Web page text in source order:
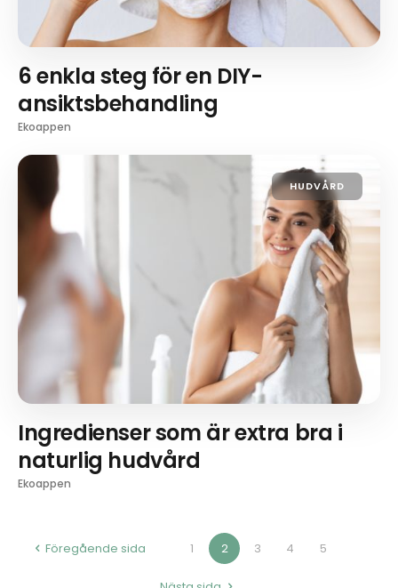
6 enkla steg för en DIY-
ansiktsbehandling
Ekoappen
HUDVÅRD
Ingredienser som är extra bra i
naturlig hudvård
Ekoappen
Föregående sida 1 2 3 4 5